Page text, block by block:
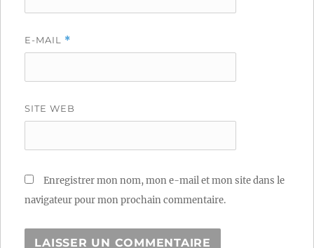
E-MAIL *
SITE WEB
Enregistrer mon nom, mon e-mail et mon site dans le
navigateur pour mon prochain commentaire.